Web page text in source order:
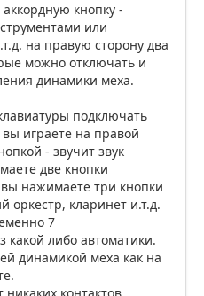
аккордную кнопку -
или
на правую сторону два
можно отключать и
динамики меха.
подключать
играете на правой
- звучит звук
две кнопки
нажимаете три кнопки
оркестр, кларинет и.т.д.
7
какой либо автоматики.
динамикой меха как на